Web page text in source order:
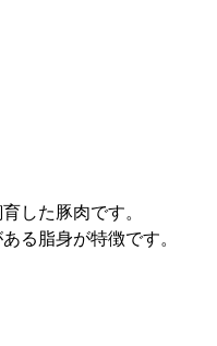
した豚肉です。
る脂身が特徴です。